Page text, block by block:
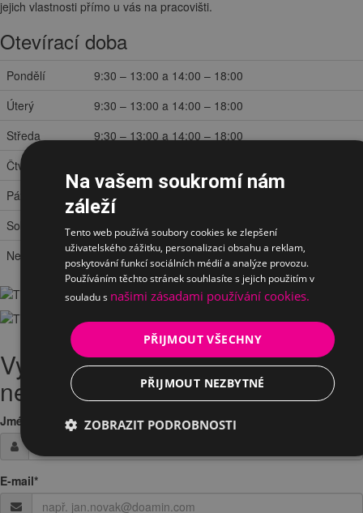
jejich vlastnosti přímo u vás na pracovišti.
Otevírací doba
Pondělí
9:30 – 13:00 a 14:00 – 18:00
Úterý
9:30 – 13:00 a 14:00 – 18:00
Středa
9:30 – 13:00 a 14:00 – 18:00
Čtvrtek
Pátek
8:00 – 13:00 a 14:00 – 16:30
Sobota
zavřeno
Neděle
zavřeno
Vyplněte Vaši žádost o testování
nebo zapůjčeni
Jméno / Firma
E-mail*
Na vašem soukromí nám
záleží
Tento web používá soubory cookies ke zlepšení
uživatelského zážitku, personalizaci obsahu a reklam,
poskytování funkcí sociálních médií a analýze provozu.
Používáním těchto stránek souhlasíte s jejich použitím v
souladu s našimi zásadami používání cookies.
PŘIJMOUT VŠECHNY
PŘIJMOUT NEZBYTNÉ
ZOBRAZIT PODROBNOSTI